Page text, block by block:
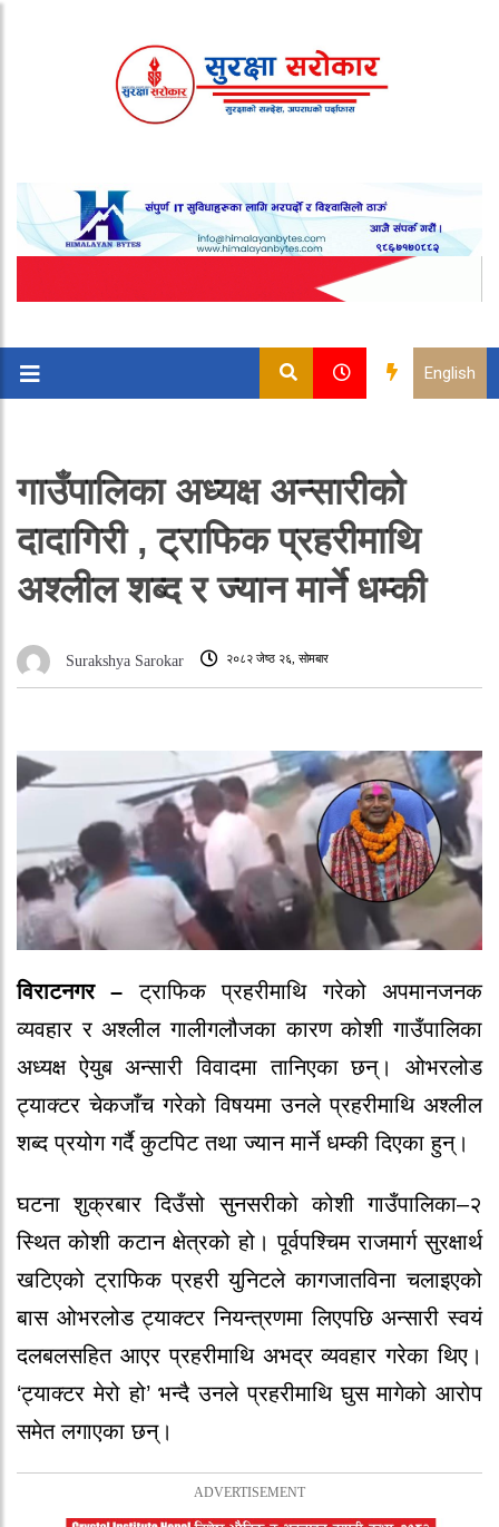
English
गाउँपालिका अध्यक्ष अन्सारीको
दादागिरी , ट्राफिक प्रहरीमाथि
अश्लील शब्द र ज्यान मार्ने धम्की
Surakshya Sarokar २०८२ जेष्ठ २६, सोमबार
विराटनगर – ट्राफिक प्रहरीमाथि गरेको अपमानजनक
व्यवहार र अश्लील गालीगलौजका कारण कोशी गाउँपालिका
अध्यक्ष ऐयुब अन्सारी विवादमा तानिएका छन्। ओभरलोड
ट्याक्टर चेकजाँच गरेको विषयमा उनले प्रहरीमाथि अश्लील
शब्द प्रयोग गर्दै कुटपिट तथा ज्यान मार्ने धम्की दिएका हुन्।
घटना शुक्रबार दिउँसो सुनसरीको कोशी गाउँपालिका–२
स्थित कोशी कटान क्षेत्रको हो। पूर्वपश्चिम राजमार्ग सुरक्षार्थ
खटिएको ट्राफिक प्रहरी युनिटले कागजातविना चलाइएको
बास ओभरलोड ट्याक्टर नियन्त्रणमा लिएपछि अन्सारी स्वयं
दलबलसहित आएर प्रहरीमाथि अभद्र व्यवहार गरेका थिए।
‘ट्याक्टर मेरो हो’ भन्दै उनले प्रहरीमाथि घुस मागेको आरोप
समेत लगाएका छन्।